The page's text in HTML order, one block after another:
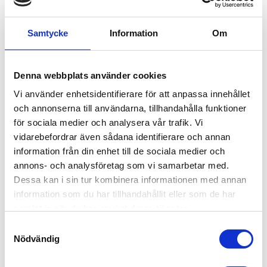
Samtycke Information Om
Denna webbplats använder cookies
Vi använder enhetsidentifierare för att anpassa innehållet
och annonserna till användarna, tillhandahålla funktioner
för sociala medier och analysera vår trafik. Vi
vidarebefordrar även sådana identifierare och annan
information från din enhet till de sociala medier och
annons- och analysföretag som vi samarbetar med.
Dessa kan i sin tur kombinera informationen med annan
information som du har tillhandahållit eller som de har
Nödvändig
BANDSLING
Köp färgkodad bandsling | Välj
mellan 1 ton violett, 2 ton grön
och 3 ton gult | Tillverkade av
Säkerhetsfaktor på 7:1
41,00
INFO
BANDSTROPP PAKET
Köp prisvärt paket med
bandstroppar | Välj mellan de
olika paketen "Lilla", "Stora"
och "Kraft" | Fri frakt inom
Sverige!
2 158,00
2 608,00
INFO
16%